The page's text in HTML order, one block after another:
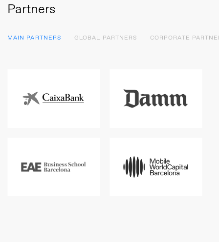
Partners
MAIN PARTNERS GLOBAL PARTNERS CORPORATE